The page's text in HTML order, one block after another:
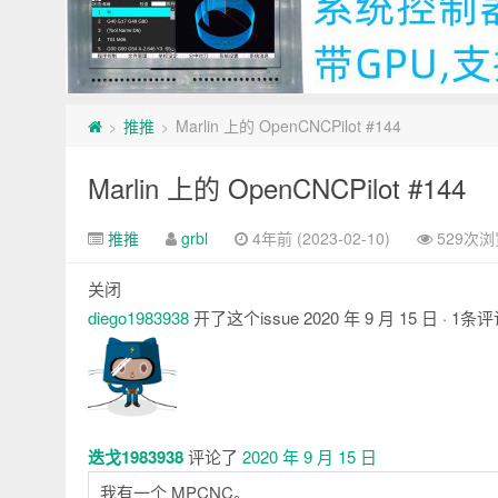
> 推推 > Marlin 上的 OpenCNCPilot #144
Marlin 上的 OpenCNCPilot #144
推推 grbl 4年前 (2023-02-10) 529次浏
关闭
diego1983938开了这个issue2020 年 9 月 15 日 · 1条
评
迭戈1983938评论了 2020 年 9 月 15 日
我有一个 MPCNC。